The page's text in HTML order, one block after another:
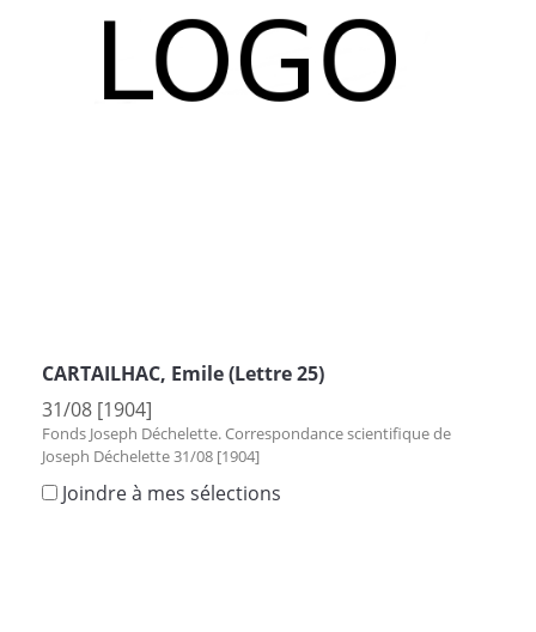
CARTAILHAC, Emile (Lettre 25)
31/08 [1904]
Fonds Joseph Déchelette. Correspondance scientifique de
Joseph Déchelette 31/08 [1904]
Joindre à mes sélections